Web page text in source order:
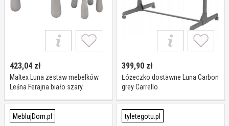
423,04zł
Maltex Luna zestaw mebelków
Leśna Ferajna biało szary
399,90 zł
Łóżeczko dostawne Luna Carbon
grey Carrello
MeblujDom.pl tyletegotu.pl